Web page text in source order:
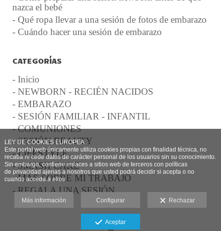
nazca el bebé
- Qué ropa llevar a una sesión de fotos de embarazo
- Cuándo hacer una sesión de embarazo
CATEGORÍAS
- Inicio
- NEWBORN - RECIÉN NACIDOS
- EMBARAZO
- SESIÓN FAMILIAR - INFANTIL
- COMUNIONES
- SESIÓN BEAUTY
- LIFESTYLE
- SMASH CAKE
- MÁS SOBRE MI TRABAJO
- REGALA UNA SESIÓN
LEY DE COOKIES EUROPEA
Este portal web únicamente utiliza cookies propias con finalidad técnica, no
recaba ni cede datos de carácter personal de los usuarios sin su conocimiento.
Sin embargo, contiene enlaces a sitios web de terceros con políticas
de privacidad ajenas a nosotros que usted podrá decidir si acepta o no
cuando acceda a ellos
Más información Configurar Rechazar
Aceptar